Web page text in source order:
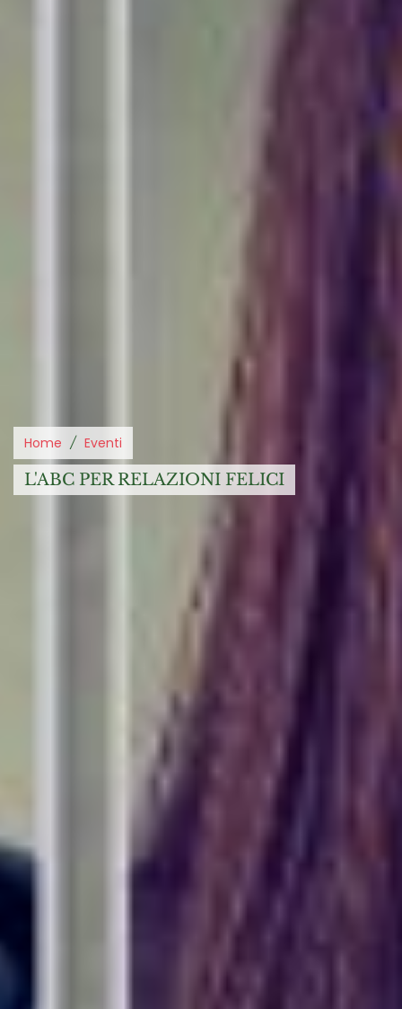
Home Eventi
L'ABC PER RELAZIONI FELICI